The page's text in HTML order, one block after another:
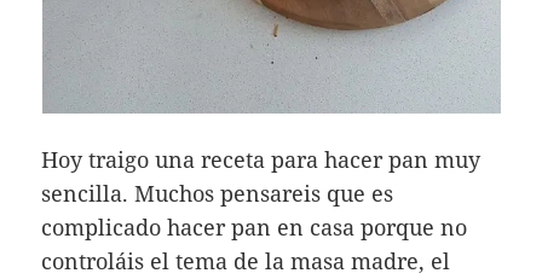
Hoy traigo una receta para hacer pan muy
sencilla. Muchos pensareis que es
complicado hacer pan en casa porque no
controláis el tema de la masa madre, el